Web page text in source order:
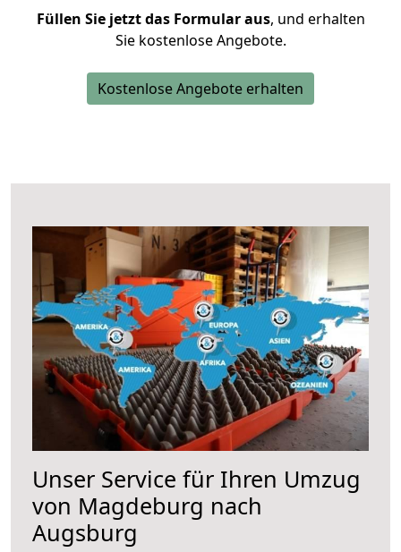
Füllen Sie jetzt das Formular aus, und erhalten
Sie kostenlose Angebote.
Kostenlose Angebote erhalten
Unser Service für Ihren Umzug
von Magdeburg nach
Augsburg